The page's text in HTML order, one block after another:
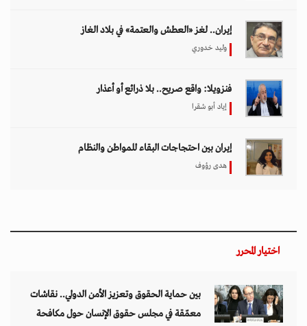
إيران.. لغز «العطش والعتمة» في بلاد الغاز
وليد خدوري
فنزويلا: واقع صريح.. بلا ذرائع أو أعذار
إياد أبو شقرا
إيران بين احتجاجات البقاء للمواطن والنظام
هدى رؤوف
اختيار المحرر
بين حماية الحقوق وتعزيز الأمن الدولي.. نقاشات
معمّقة في مجلس حقوق الإنسان حول مكافحة